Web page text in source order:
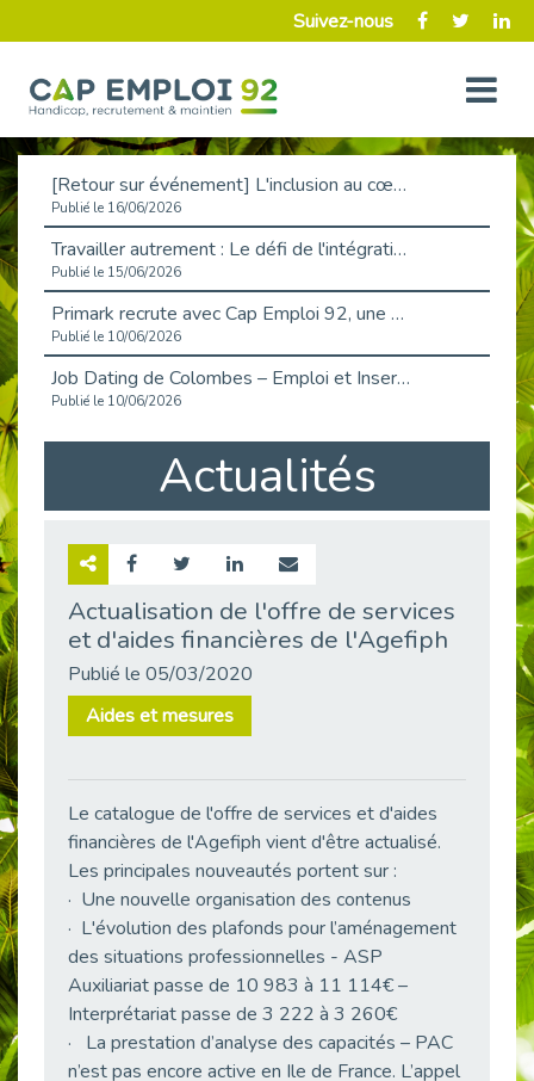
Suivez-nous
[Retour sur événement] L'inclusion au cœur de la Place de l'Emploi à La Défense !
Publié le 16/06/2026
Travailler autrement : Le défi de l'intégration des maladies chroniques en entreprise
Publié le 15/06/2026
Primark recrute avec Cap Emploi 92, une matinée couronnée de succès !
Publié le 10/06/2026
Job Dating de Colombes – Emploi et Insertion
Publié le 10/06/2026
Aborder l'entretien et la situation de handicap en toute confiance
Publié le 09/06/2026
Retour sur l’atelier « Optimiser sa recherche d’emploi »
Emploi & Handicap : Hachette Livre et Cap emploi 92 renforcent leur collaboration
Publié le 30/05/2026
Publié le 21/05/2026
L’alternance : un levier stratégique pour recruter et inclure durablement
Publié le 18/05/2026
Publié le 12/05/2026
CAP EMPLOI 92 : L’inclusion portée à son sommet, bien au-delà des quotas
Publié le 12/05/2026
Actualités
Actualisation de l'offre de services
et d'aides financières de l'Agefiph
Publié le 05/03/2020
Aides et mesures
Le catalogue de l'offre de services et d'aides
financières de l'Agefiph vient d'être actualisé.
Les principales nouveautés portent sur :
· Une nouvelle organisation des contenus
· L'évolution des plafonds pour l’aménagement
des situations professionnelles - ASP
Auxiliariat passe de 10 983 à 11 114€ –
Interprétariat passe de 3 222 à 3 260€
· La prestation d’analyse des capacités – PAC
n’est pas encore active en Ile de France. L’appel